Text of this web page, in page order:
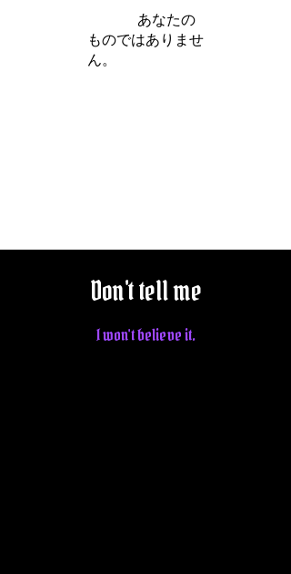
あなたの
ものではありませ
ん。
Don't tell me
I won't believe it.